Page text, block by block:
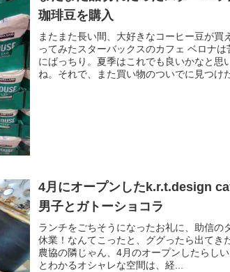
珈琲豆を購入
またまた長い間、大好きなコーヒー豆が買
ってみたスターバックスのカフェ ベロナ
にばっちり。夏季はこれでも良いかなと思
ね。それで、また買い物のついでに見つけ
4月にオープンしたk.r.t.design
男子とガトーショコラ
ランチをごちそうになったお礼に、助信の
休業！なんてこったと、ググったら出てき
農協の隣じゃん、4月のオープンしたらし
とわかるオシャレな空間は、経...